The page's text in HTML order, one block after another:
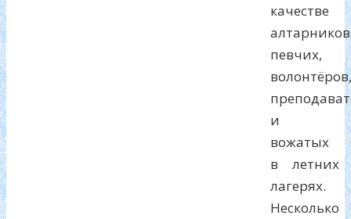
качестве
певчих,
волонтёров,
и
вожатых
в летних
лагерях.
Несколько